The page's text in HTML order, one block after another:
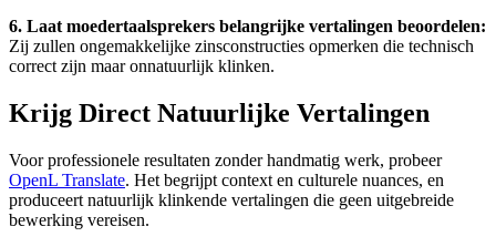
6. Laat moedertaalsprekers belangrijke vertalingen beoordelen:
Zij zullen ongemakkelijke zinsconstructies opmerken die technisch
correct zijn maar onnatuurlijk klinken.
Krijg Direct Natuurlijke Vertalingen
Voor professionele resultaten zonder handmatig werk, probeer
OpenL Translate. Het begrijpt context en culturele nuances, en
produceert natuurlijk klinkende vertalingen die geen uitgebreide
bewerking vereisen.